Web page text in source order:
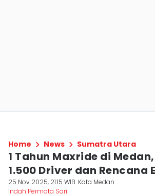
Home News Sumatra Utara
1 Tahun Maxride di
1.500 Driver dan Rencana
25 Nov 2025, 21:15 WIB Kota Medan
Indah Permata Sari